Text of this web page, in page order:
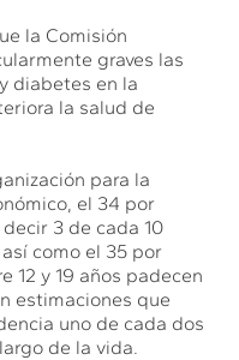
la Comisión
graves las
diabetes en la
la salud de
para la
el 34 por
3 de cada 10
así como el 35 por
12 y 19 años padecen
estimaciones que
uno de cada dos
de la vida.